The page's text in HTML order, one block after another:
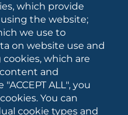
which provide
the website;
we use to
on website use and
which are
and
ALL", you
You can
cookie types and